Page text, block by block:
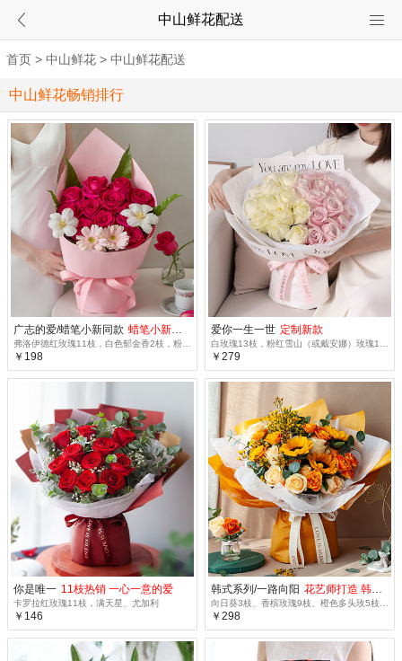
中山鲜花配送
首页 > 中山鲜花 > 中山鲜花配送
中山鲜花畅销排行
广志的爱/蜡笔小新同款 蜡笔小新同款
弗洛伊德红玫瑰11枝，白色郁金香2枝，粉色弗朗2枝，山苏叶4枝
￥198
爱你一生一世 定制新款
白玫瑰13枝，粉红雪山（或戴安娜）玫瑰14枝
￥279
你是唯一 11枝热销 一心一意的爱
卡罗拉红玫瑰11枝，满天星、尤加利
￥146
韩式系列/一路向阳 花艺师打造 韩式花束系列
￥298